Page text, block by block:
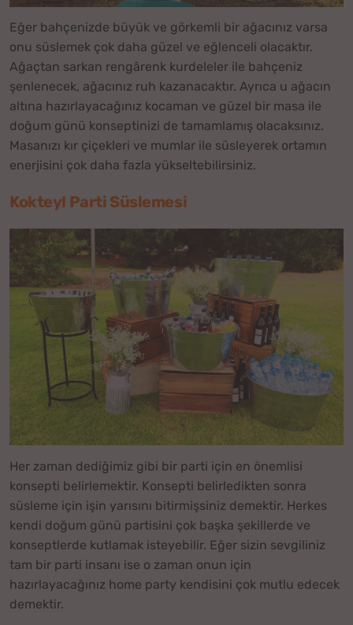
Eğer bahçenizde büyük ve görkemli bir ağacınız varsa
onu süslemek çok daha güzel ve eğlenceli olacaktır.
Ağaçtan sarkan rengârenk kurdeleler ile bahçeniz
şenlenecek, ağacınız ruh kazanacaktır. Ayrıca u ağacın
altına hazırlayacağınız kocaman ve güzel bir masa ile
doğum günü konseptinizi de tamamlamış olacaksınız.
Masanızı kır çiçekleri ve mumlar ile süsleyerek ortamın
enerjisini çok daha fazla yükseltebilirsiniz.
Kokteyl Parti Süslemesi
Her zaman dediğimiz gibi bir parti için en önemlisi
konsepti belirlemektir. Konsepti belirledikten sonra
süsleme için işin yarısını bitirmişsiniz demektir. Herkes
kendi doğum günü partisini çok başka şekillerde ve
konseptlerde kutlamak isteyebilir. Eğer sizin sevgiliniz
tam bir parti insanı ise o zaman onun için
hazırlayacağınız home party kendisini çok mutlu edecek
demektir.